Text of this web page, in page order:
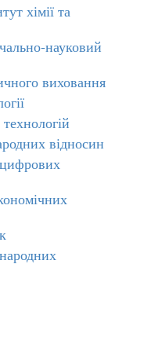
хімії та
науковий
виховання
відносин